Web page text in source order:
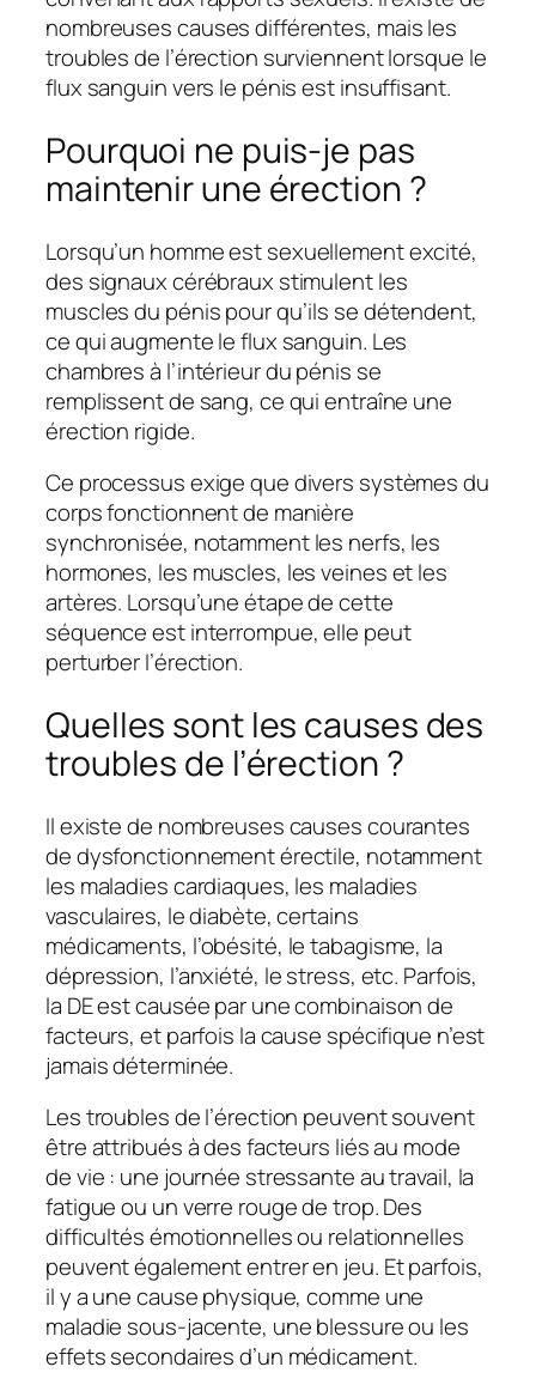
nombreuses causes différentes, mais les
troubles de l’érection surviennent lorsque le
flux sanguin vers le pénis est insuffisant.
Pourquoi ne puis-je pas
maintenir une érection ?
Lorsqu’un homme est sexuellement excité,
des signaux cérébraux stimulent les
muscles du pénis pour qu’ils se détendent,
ce qui augmente le flux sanguin. Les
chambres à l’intérieur du pénis se
remplissent de sang, ce qui entraîne une
érection rigide.
Ce processus exige que divers systèmes du
corps fonctionnent de manière
synchronisée, notamment les nerfs, les
hormones, les muscles, les veines et les
artères. Lorsqu’une étape de cette
séquence est interrompue, elle peut
perturber l’érection.
Quelles sont les causes des
troubles de l’érection ?
Il existe de nombreuses causes courantes
de dysfonctionnement érectile, notamment
les maladies cardiaques, les maladies
vasculaires, le diabète, certains
médicaments, l’obésité, le tabagisme, la
dépression, l’anxiété, le stress, etc. Parfois,
la DE est causée par une combinaison de
facteurs, et parfois la cause spécifique n’est
jamais déterminée.
Les troubles de l’érection peuvent souvent
être attribués à des facteurs liés au mode
de vie : une journée stressante au travail, la
fatigue ou un verre rouge de trop. Des
difficultés émotionnelles ou relationnelles
peuvent également entrer en jeu. Et parfois,
il y a une cause physique, comme une
maladie sous-jacente, une blessure ou les
effets secondaires d’un médicament.